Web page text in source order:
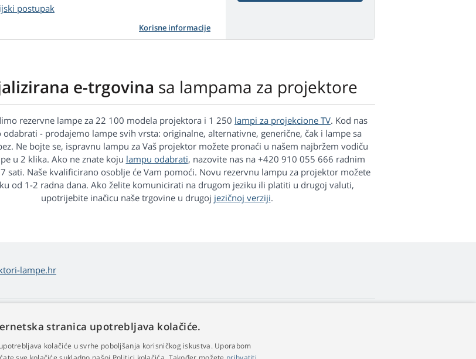
postupak
Korisne informacije
e-trgovina sa lampama za projektore
rezervne lampe za 22 100 modela projektora i 1 250 lampi za projekcione TV. Kod nas
odabrati - prodajemo lampe svih vrsta: originalne, alternativne, generične, čak i lampe sa
Ne bojte se, ispravnu lampu za Vaš projektor možete pronaći u našem najbržem vodiču
u 2 klika. Ako ne znate koju lampu odabrati, nazovite nas na +420 910 055 666 radnim
sati. Naše kvalificirano osoblje će Vam pomoći. Novu rezervnu lampu za projektor možete
od 1-2 radna dana. Ako želite komunicirati na drugom jeziku ili platiti u drugoj valuti,
upotrijebite inačicu naše trgovine u drugoj jezičnoj verziji.
lampe.hr
robe
Kontakt
Obradi osobnih podataka
stranica upotrebljava kolačiće.
kolačiće u svrhe poboljšanja korisničkog iskustva. Uporabom